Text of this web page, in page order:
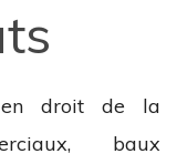
en droit de la
baux